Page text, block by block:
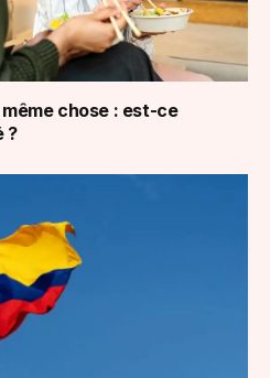
chose : est-ce
?